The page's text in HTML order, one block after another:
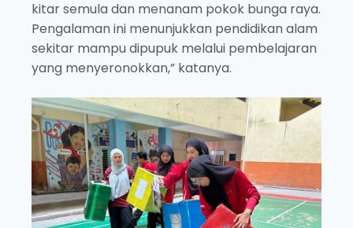
kitar semula dan menanam pokok bunga raya.
Pengalaman ini menunjukkan pendidikan alam
sekitar mampu dipupuk melalui pembelajaran
yang menyeronokkan,” katanya.